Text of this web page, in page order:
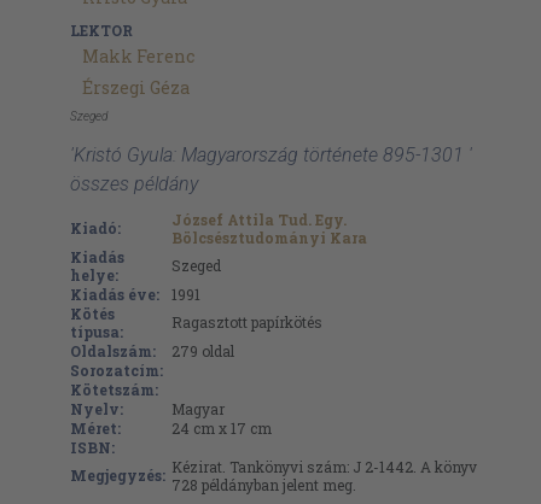
LEKTOR
Makk Ferenc
Érszegi Géza
Szeged
'Kristó Gyula: Magyarország története 895-1301 '
összes példány
Kiadó:
József Attila Tud. Egy.
Bölcsésztudományi Kara
Kiadás
helye:
Szeged
Kiadás éve:
1991
Kötés
típusa:
Ragasztott papírkötés
Oldalszám:
279 oldal
Sorozatcím:
Kötetszám:
Nyelv:
Magyar
Méret:
24 cm x 17 cm
ISBN:
Megjegyzés: Kézirat. Tankönyvi szám: J 2-1442. A könyv
728 példányban jelent meg.